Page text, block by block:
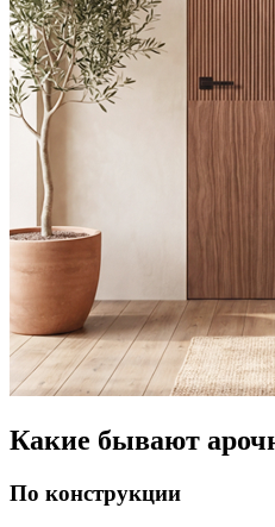
Какие бывают
По конструкции